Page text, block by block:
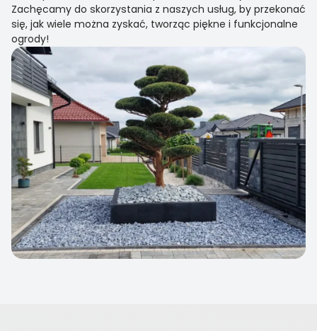
Zachęcamy do skorzystania z naszych usług, by przekonać
się, jak wiele można zyskać, tworząc piękne i funkcjonalne
ogrody!